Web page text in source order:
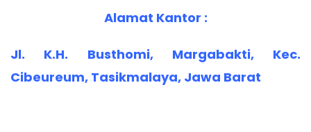
Alamat Kantor :
Jl. K.H. Busthomi, Margabakti, Kec.
Cibeureum, Tasikmalaya, Jawa Barat